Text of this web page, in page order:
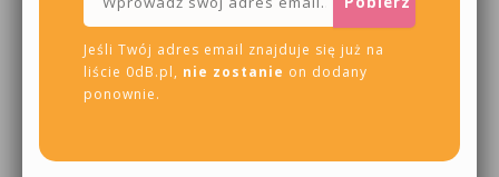
Jeśli Twój adres email znajduje się już na
liście 0dB.pl, nie zostanie on dodany
ponownie.